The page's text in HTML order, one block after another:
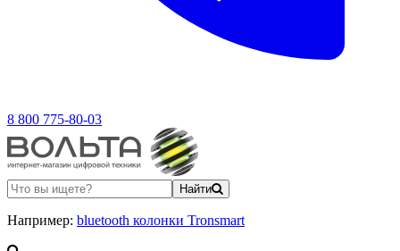
8 800 775-80-03
Найти
Например: bluetooth колонки Tronsmart